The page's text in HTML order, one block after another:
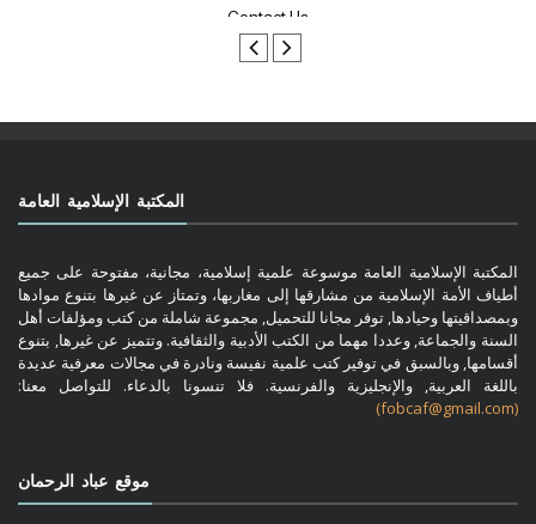
Contact Us
المكتبة الإسلامية العامة
المكتبة الإسلامية العامة موسوعة علمية إسلامية، مجانية، مفتوحة على جميع
أطياف الأمة الإسلامية من مشارقها إلى مغاربها، وتمتاز عن غيرها بتنوع موادها
وبمصداقيتها وحيادها, توفر مجانا للتحميل, مجموعة شاملة من كتب ومؤلفات أهل
السنة والجماعة, وعددا مهما من الكتب الأدبية والثقافية. وتتميز عن غيرها, بتنوع
أقسامها, وبالسبق في توفير كتب علمية نفيسة ونادرة في مجالات معرفية عديدة
باللغة العربية, والإنجليزية والفرنسية. فلا تنسونا بالدعاء. للتواصل معنا:
(fobcaf@gmail.com)
موقع عباد الرحمان